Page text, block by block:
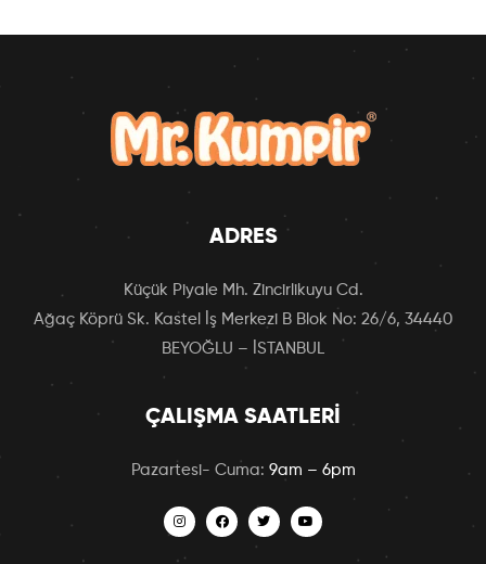
ADRES
Küçük Piyale Mh. Zincirlikuyu Cd.
Ağaç Köprü Sk. Kastel İş Merkezi B Blok No: 26/6, 34440
BEYOĞLU – İSTANBUL
ÇALIŞMA SAATLERI
Pazartesi- Cuma: 9am – 6pm